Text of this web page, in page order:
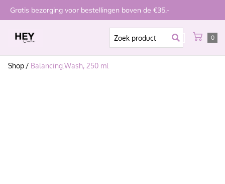
Gratis bezorging voor bestellingen boven de €35,-
0
Shop / Balancing.Wash, 250 ml